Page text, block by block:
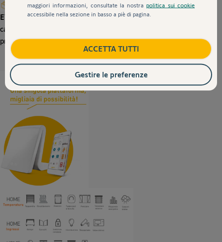
EVOLVI : aggiungendo nuovi dispositivi ed automazioni alla tua
casa connessa avrai maggiore praticità, sicurezza e migliori
prestazioni energetiche.
maggiori informazioni, consultate la nostrapolitica sui cookie
accessibile nella sezione in basso a piè di pagina.
ACCETTA TUTTI
Gestire le preferenze